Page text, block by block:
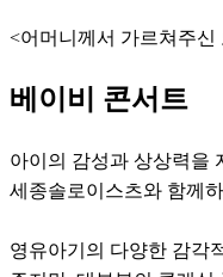
<어머니께서 가르쳐주신
베이비 콘서트
아이의 감성과 상상력을
세종솔로이스츠와 함께
영유아기의 다양한 감각